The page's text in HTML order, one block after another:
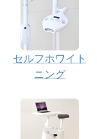
セルフホワイト
ニング